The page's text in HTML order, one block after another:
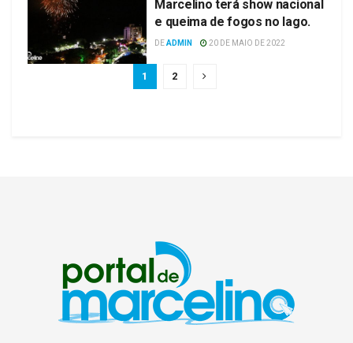
Marcelino terá show nacional
e queima de fogos no lago.
DEADMIN 20 DE MAIO DE 2022
1 2